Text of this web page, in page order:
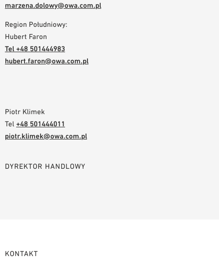
marzena.dolowy@owa.com.pl
Region Południowy:
Hubert Faron
Tel +48 501444983
hubert.faron@owa.com.pl
Piotr Klimek
Tel +48 501444011
piotr.klimek@owa.com.pl
DYREKTOR HANDLOWY
KONTAKT